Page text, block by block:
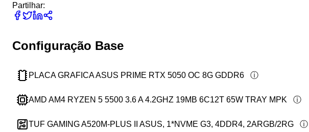
Partilhar:
Configuração Base
PLACA GRAFICA ASUS PRIME RTX 5050 OC 8G GDDR6
AMD AM4 RYZEN 5 5500 3.6 A 4.2GHZ 19MB 6C12T 65W TRAY MPK
TUF GAMING A520M-PLUS II ASUS, 1*NVME G3, 4DDR4, 2ARGB/2RG